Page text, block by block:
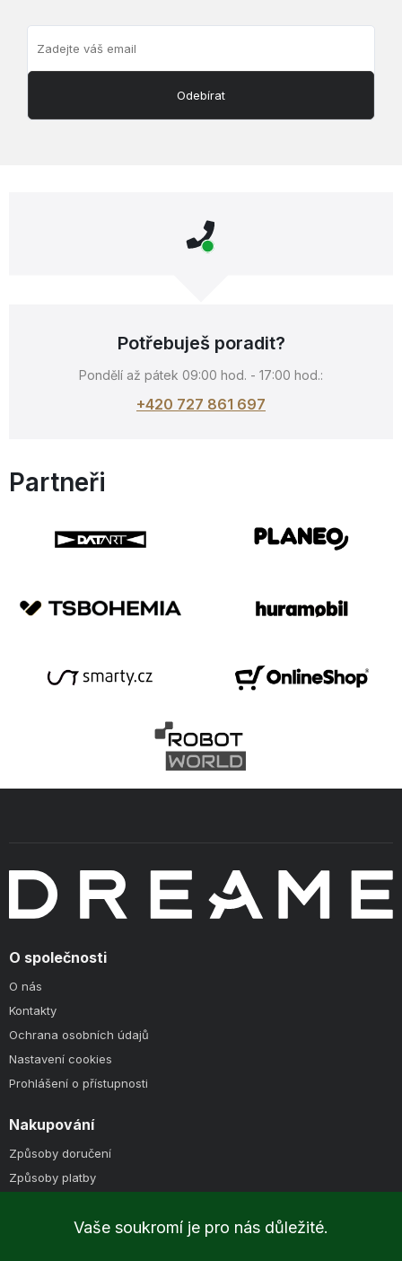
Odebírat
Potřebuješ poradit?
Pondělí až pátek 09:00 hod. - 17:00 hod.:
+420 727 861 697
Partneři
O společnosti
O nás
Kontakty
Ochrana osobních údajů
Nastavení cookies
Prohlášení o přístupnosti
Nakupování
Způsoby doručení
Způsoby platby
Vaše soukromí je pro nás důležité.